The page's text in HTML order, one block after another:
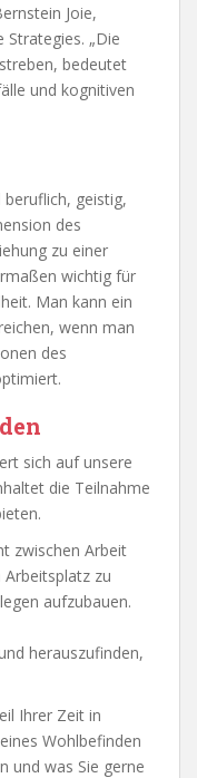
Joie,
Strategies. „Die
bedeutet
und kognitiven
geistig,
des
zu einer
wichtig für
Man kann ein
wenn man
des
sich auf unsere
die Teilnahme
zwischen Arbeit
zu
aufzubauen.
herauszufinden,
Ihrer Zeit in
Wohlbefinden
und was Sie gerne